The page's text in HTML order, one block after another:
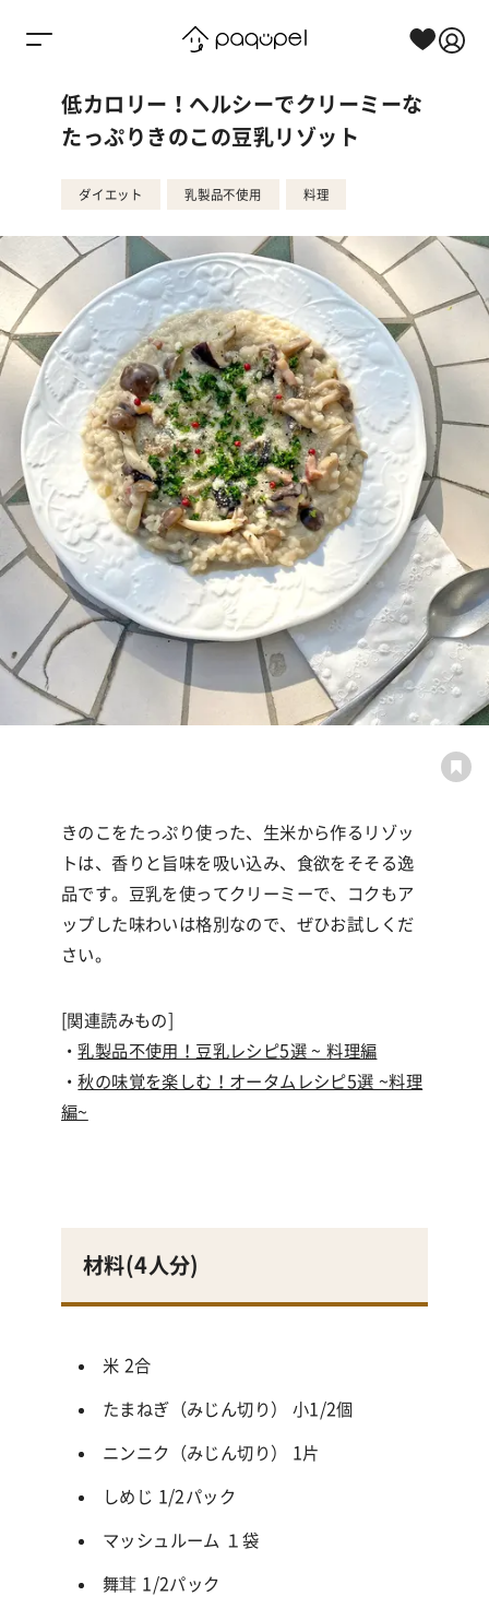
低カロリー！ヘルシーでクリーミーな
たっぷりきのこの豆乳リゾット
ダイエット 乳製品不使用 料理
きのこをたっぷり使った、生米から作るリゾッ
トは、香りと旨味を吸い込み、食欲をそそる逸
品です。豆乳を使ってクリーミーで、コクもア
ップした味わいは格別なので、ぜひお試しくだ
さい。
[関連読みもの]
・乳製品不使用！豆乳レシピ5選 ~料理編
・秋の味覚を楽しむ！オータムレシピ5選 ~料理
編~
材料(4人分)
米 2合
たまねぎ（みじん切り） 小1/2個
ニンニク（みじん切り） 1片
しめじ 1/2パック
マッシュルーム １袋
舞茸 1/2パック